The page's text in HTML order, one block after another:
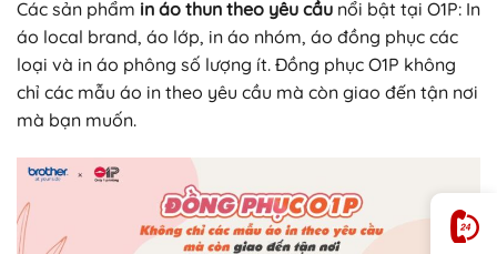
Các sản phẩm in áo thun theo yêu cầu nổi bật tại O1P: In
áo local brand, áo lớp, in áo nhóm, áo đồng phục các
loại và in áo phông số lượng ít. Đồng phục O1P không
chỉ các mẫu áo in theo yêu cầu mà còn giao đến tận nơi
mà bạn muốn.